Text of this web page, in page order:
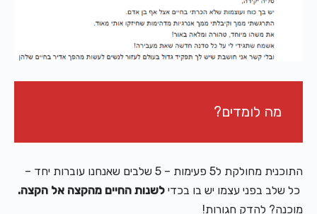
מה לומדים?
התוכנית מחולקת ל5 פעימות – 5 שלבים שאנחנו עוברות יחד –
כל שלב בפני עצמו יש בו בכדי לשנות החיים מהקצה אל הקצה.
מוכנה? להדק חגורות!